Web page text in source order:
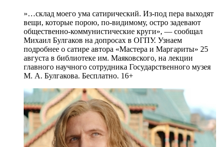
»…склад моего ума сатирический. Из-под пера выходят
вещи, которые порою, по-видимому, остро задевают
общественно-коммунистические круги», — сообщал
Михаил Булгаков на допросах в ОГПУ. Узнаем
подробнее о сатире автора «Мастера и Маргариты» 25
августа в библиотеке им. Маяковского, на лекции
главного научного сотрудника Государственного музея
М. А. Булгакова. Бесплатно. 16+